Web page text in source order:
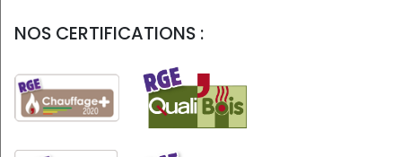
NOS CERTIFICATIONS :